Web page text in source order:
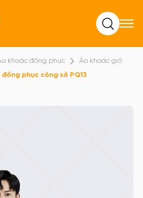
Tìm kiếm
khoác đồng phục
Áo khoác gió
phục công sở PQ13